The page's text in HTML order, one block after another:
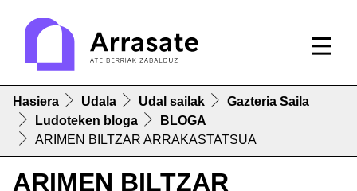
Hasiera Udala Udal sailak
Gazteria Saila
Ludoteken bloga
BLOGA
ARIMEN BILTZAR ARRAKASTATSUA
ARIMEN BILTZAR